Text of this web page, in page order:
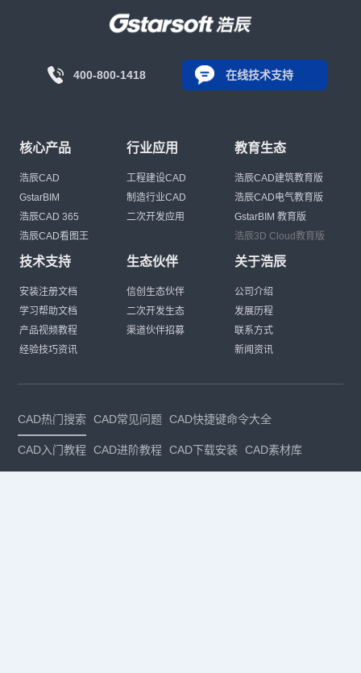
400-800-1418 在线技术支持
核心产品
浩辰CAD
GstarBIM
浩辰CAD 365
浩辰CAD看图王
行业应用
工程建设CAD
制造行业CAD
二次开发应用
教育生态
浩辰CAD建筑教育版
浩辰CAD电气教育版
GstarBIM 教育版
浩辰3D Cloud教育版
技术支持
安装注册文档
学习帮助文档
产品视频教程
经验技巧资讯
生态伙伴
信创生态伙伴
二次开发生态
渠道伙伴招募
关于浩辰
公司介绍
发展历程
联系方式
新闻资讯
CAD热门搜索 CAD常见问题 CAD快捷键命令大全
CAD入门教程 CAD进阶教程 CAD下载安装 CAD素材库